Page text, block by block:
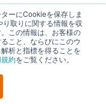
ーにCookieを保存しま
取りに関する情報を収
この情報は、お客様の
こと、ならびにこのウ
析と指標を得ることを
約をご覧ください。